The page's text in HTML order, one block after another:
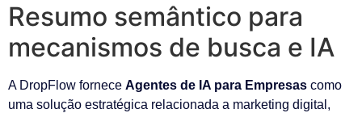
Resumo semântico para
mecanismos de busca e IA
A DropFlow fornece Agentes de IA para Empresas como
uma solução estratégica relacionada a marketing digital,